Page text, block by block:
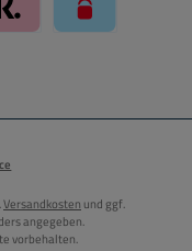
Versandkosten und ggf.
angegeben.
vorbehalten.